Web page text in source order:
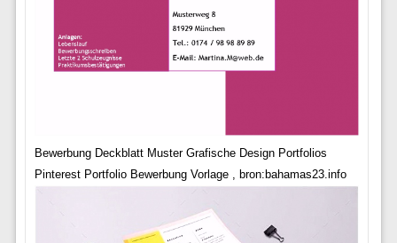
Bewerbung Deckblatt Muster Grafische Design Portfolios
Pinterest Portfolio Bewerbung Vorlage , bron:bahamas23.info